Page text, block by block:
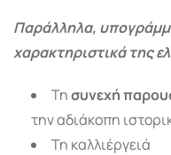
Παράλληλα,
χαρακτηριστικά της
Τησυνεχή
την αδιάκοπη
Τη καλλιέργειά